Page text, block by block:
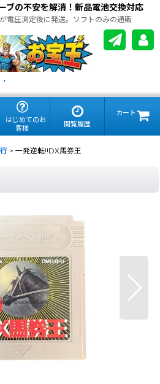
ブの不安を解消！新品電池交換対応
電圧測定後に発送。ソフトのみの通販
.
はじめてのお
客様
閲覧履歴
カート
> 一発逆転!!DX馬券王